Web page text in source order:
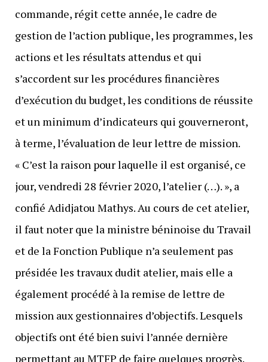
commande, régit cette année, le cadre de
gestion de l’action publique, les programmes, les
actions et les résultats attendus et qui
s’accordent sur les procédures financières
d’exécution du budget, les conditions de réussite
et un minimum d’indicateurs qui gouverneront,
à terme, l’évaluation de leur lettre de mission.
« C’est la raison pour laquelle il est organisé, ce
jour, vendredi 28 février 2020, l’atelier (…). », a
confié Adidjatou Mathys. Au cours de cet atelier,
il faut noter que la ministre béninoise du Travail
et de la Fonction Publique n’a seulement pas
présidée les travaux dudit atelier, mais elle a
également procédé à la remise de lettre de
mission aux gestionnaires d’objectifs. Lesquels
objectifs ont été bien suivi l’année dernière
permettant au MTFP de faire quelques progrès.